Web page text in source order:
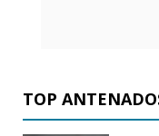
TOP